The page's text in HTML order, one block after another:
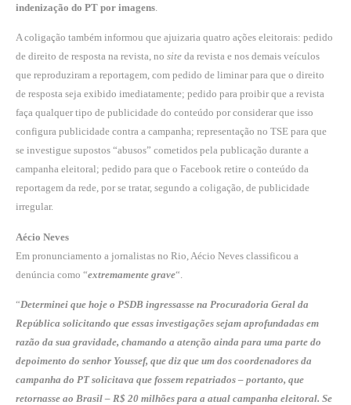
indenização do PT por imagens
A coligação também informou que ajuizaria quatro ações eleitorais: pedido
de direito de resposta na revista, no site da revista e nos demais veículos
que reproduziram a reportagem, com pedido de liminar para que o direito
de resposta seja exibido imediatamente; pedido para proibir que a revista
faça qualquer tipo de publicidade do conteúdo por considerar que isso
configura publicidade contra a campanha; representação no TSE para que
se investigue supostos “abusos” cometidos pela publicação durante a
campanha eleitoral; pedido para que o Facebook retire o conteúdo da
reportagem da rede, por se tratar, segundo a coligação, de publicidade
irregular.
Aécio Neves
Em pronunciamento a jornalistas no Rio, Aécio Neves classificou a
denúncia como “extremamente grave“.
“Determinei que hoje o PSDB ingressasse na Procuradoria Geral da
República solicitando que essas investigações sejam aprofundadas em
razão da sua gravidade, chamando a atenção ainda para uma parte do
depoimento do senhor Youssef, que diz que um dos coordenadores da
campanha do PT solicitava que fossem repatriados – portanto, que
retornasse ao Brasil – R$ 20 milhões para a atual campanha eleitoral. Se